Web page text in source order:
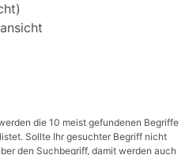
die 10 meist gefundenen Begriffe
Sollte Ihr gesuchter Begriff nicht
den Suchbegriff, damit werden auch